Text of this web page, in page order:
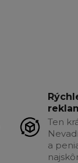
Ten
a